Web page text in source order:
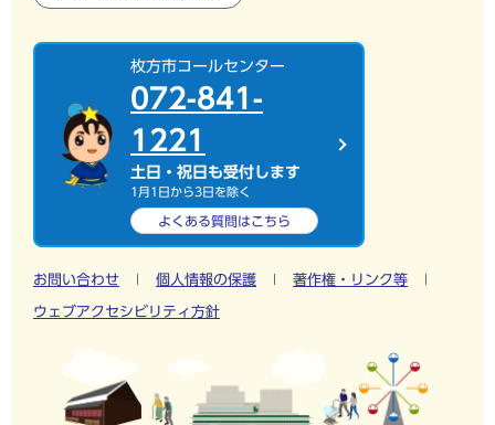
枚方市コールセンター
072-841-
1221
土日・祝日も受付します
1月1日から3日を除く
よくある質問はこちら
お問い合わせ 個人情報の保護 著作権・リンク等
ウェブアクセシビリティ方針